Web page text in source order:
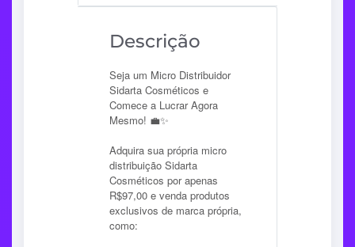
Descrição
Seja um Micro Distribuidor
Sidarta Cosméticos e
Comece a Lucrar Agora
Mesmo! 💼✨
Adquira sua própria micro
distribuição Sidarta
Cosméticos por apenas
R$97,00 e venda produtos
exclusivos de marca própria,
como: